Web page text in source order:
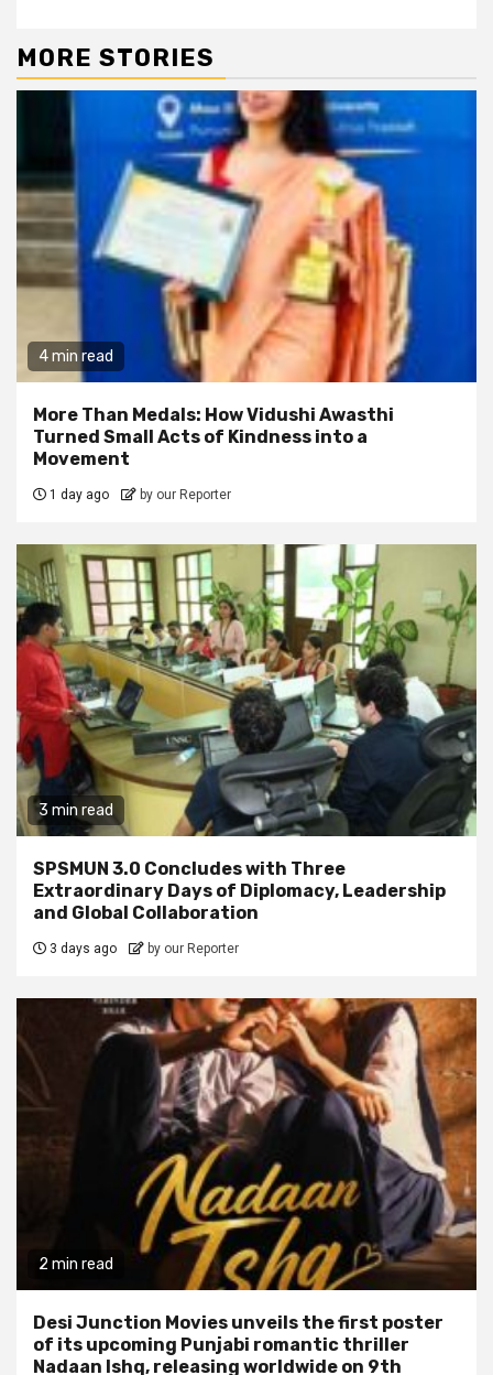
MORE STORIES
4 min read
More Than Medals: How Vidushi Awasthi
Turned Small Acts of Kindness into a
Movement
1 day ago by our Reporter
3 min read
SPSMUN 3.0 Concludes with Three
Extraordinary Days of Diplomacy, Leadership
and Global Collaboration
3 days ago by our Reporter
2 min read
Desi Junction Movies unveils the first poster
of its upcoming Punjabi romantic thriller
Nadaan Ishq, releasing worldwide on 9th